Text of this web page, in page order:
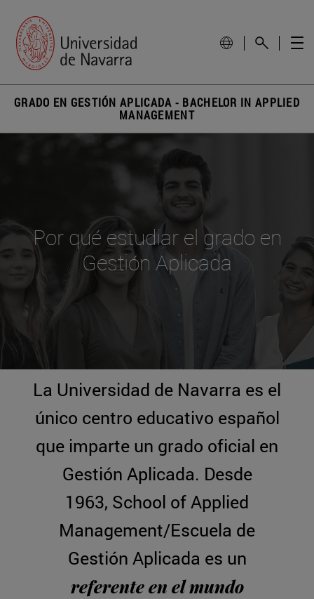
GRADO EN GESTIÓN APLICADA - BACHELOR IN APPLIED
MANAGEMENT
Por qué estudiar el grado en
Gestión Aplicada
La Universidad de Navarra es el
único centro educativo español
que imparte un grado oficial en
Gestión Aplicada. Desde
1963, School of Applied
Management/Escuela de
Gestión Aplicada es un
referente en el mundo